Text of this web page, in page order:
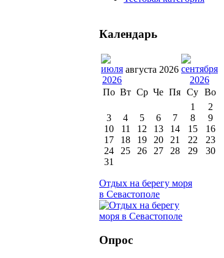
Календарь
августа 2026
По Вт Ср Че Пя Су Во
1
2
3
4 5 6 7 8
9
10
11 12 13 14 15
16
17
18 19 20 21 22
23
24
25 26 27 28 29
30
31
Отдых на берегу моря
в Севастополе
Опрос